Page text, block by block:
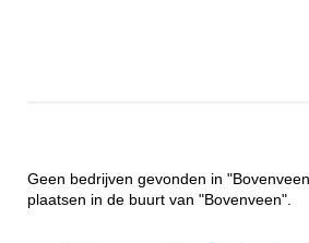
Geen bedrijven gevonden in
plaatsen in de buurt van "Bovenveen".